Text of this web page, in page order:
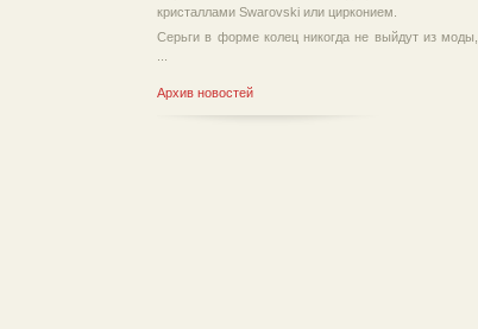
кристаллами Swarovski или цирконием.
Серьги в форме колец никогда не выйдут из моды,
Архив новостей